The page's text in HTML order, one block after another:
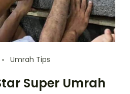
Umrah Tips
Super Umrah